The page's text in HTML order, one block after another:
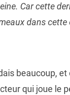
Car cette
dans
beaucoup, et
qui joue le